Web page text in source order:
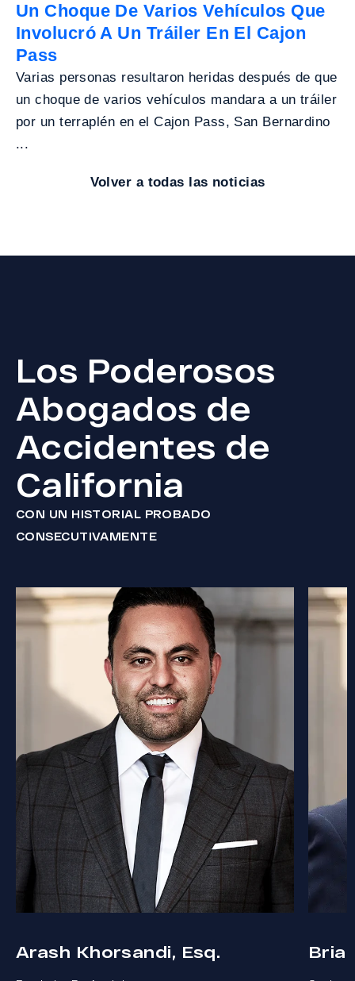
Un Choque De Varios Vehículos Que
Involucró A Un Tráiler En El Cajon
Pass
Varias personas resultaron heridas después de que
un choque de varios vehículos mandara a un tráiler
por un terraplén en el Cajon Pass, San Bernardino
...
Volver a todas las noticias
Los Poderosos
Abogados de
Accidentes de
California
CON UN HISTORIAL PROBADO
CONSECUTIVAMENTE
Arash Khorsandi, Esq.